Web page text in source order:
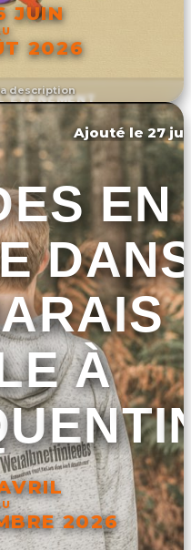
description
JUIN
2026
Ajouté le 27
EN
À
2026